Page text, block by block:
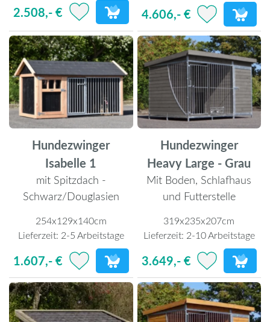
2.508,- € 4.606,- €
Hundezwinger
Isabelle 1
mit Spitzdach -
Schwarz/Douglasien
254x129x140cm
Lieferzeit: 2-5 Arbeitstage
1.607,- €
Hundezwinger
Heavy Large - Grau
Mit Boden, Schlafhaus
und Futterstelle
319x235x207cm
Lieferzeit: 2-10 Arbeitstage
3.649,- €